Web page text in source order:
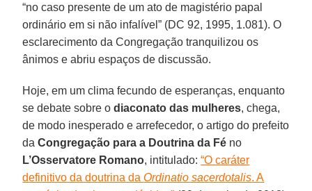
“no caso presente de um ato de magistério papal
ordinário em si não infalível” (DC 92, 1995, 1.081). O
esclarecimento da Congregação tranquilizou os
ânimos e abriu espaços de discussão.
Hoje, em um clima fecundo de esperanças, enquanto
se debate sobre odiaconato das mulheres, chega,
de modo inesperado e arrefecedor, o artigo do prefeito
daCongregação para a Doutrina da Fé no
L’Osservatore Romano, intitulado:“O caráter
definitivo da doutrina daOrdinatio sacerdotalis. A